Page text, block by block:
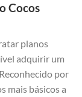
Cocos
planos
adquirir um
por
mais básicos a